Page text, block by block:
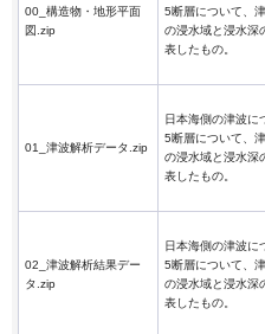
00_構造物・地形平面
図.zip
5断層について、
の浸水域と浸水深
表したもの。
01_津波解析データ.zip
日本海側の津波に
5断層について、
の浸水域と浸水深
表したもの。
02_津波解析結果デー
タ.zip
日本海側の津波に
5断層について、
の浸水域と浸水深
表したもの。